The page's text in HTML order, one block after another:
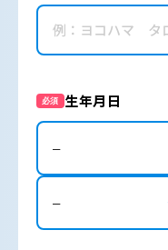
必須 生年月日